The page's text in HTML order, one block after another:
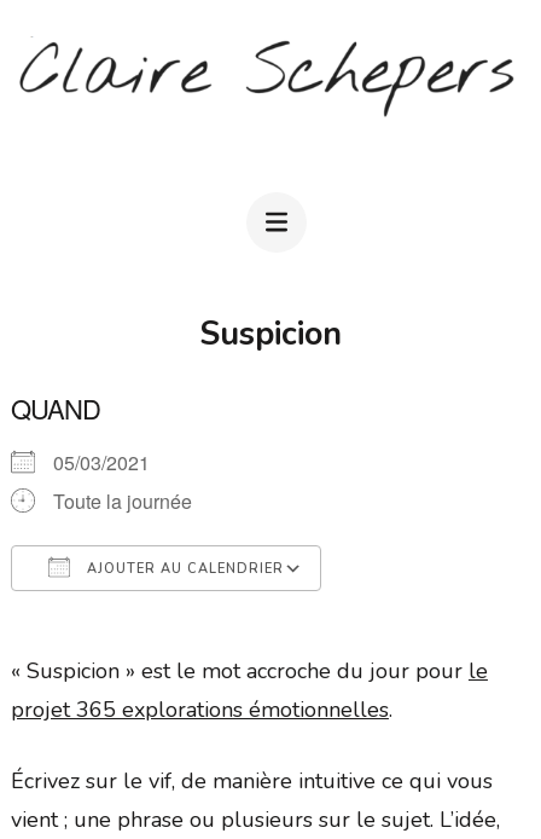
contenu
Suspicion
QUAND
05/03/2021
Toute la journée
AJOUTER AU CALENDRIER
« Suspicion » est le mot accroche du jour pour le
projet 365 explorations émotionnelles.
Écrivez sur le vif, de manière intuitive ce qui vous
vient ; une phrase ou plusieurs sur le sujet. L’idée,